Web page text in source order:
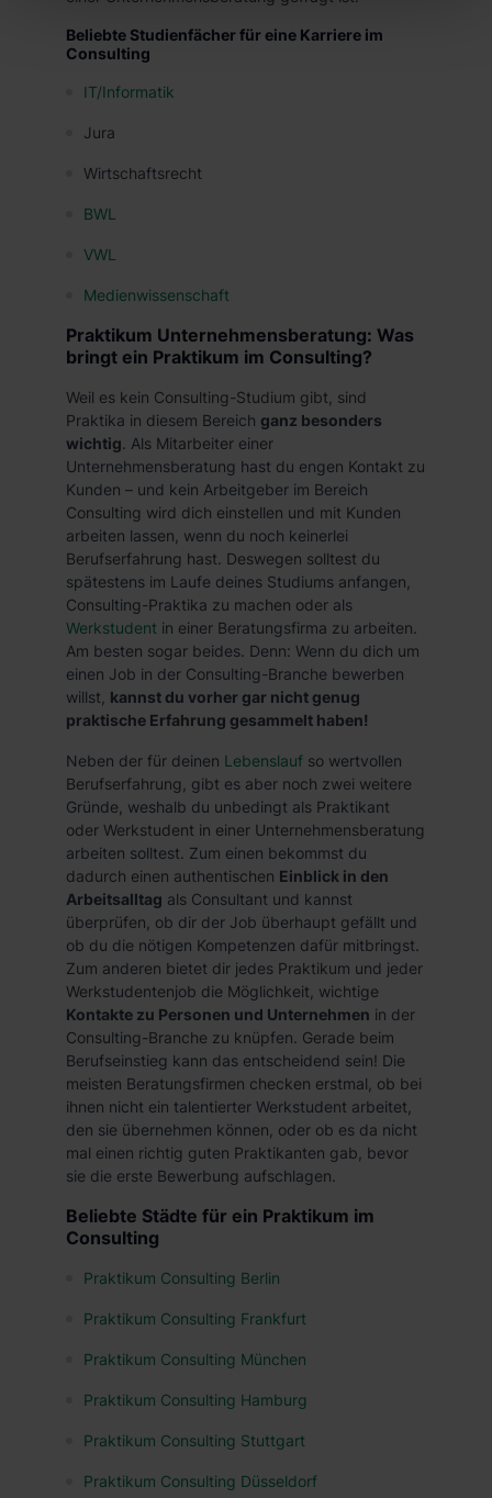
„Präferenzen“, „Statistiken“ und „Marketing“ umfasst
die USA (Art. 49 Abs. 1 S. 1 lit. a) DS-GVO). Die USA
verfügen über kein angemessenes Datenschutzniveau
Einwilligung jederzeit mit Wirkung für die Zukunft ganz
oder teilweise über unsere Datenschutzerklärung unter
Weitere Informationen zu den einzelnen Cookies findest
Beliebte Studienfächer für eine Karriere im
Consulting
IT/Informatik
Jura
Wirtschaftsrecht
BWL
VWL
Medienwissenschaft
Praktikum Unternehmensberatung: Was
bringt ein Praktikum im Consulting?
Weil es kein Consulting-Studium gibt, sind
Praktika in diesem Bereich ganz besonders
wichtig. Als Mitarbeiter einer
Unternehmensberatung hast du engen Kontakt zu
Kunden – und kein Arbeitgeber im Bereich
Consulting wird dich einstellen und mit Kunden
arbeiten lassen, wenn du noch keinerlei
Berufserfahrung hast. Deswegen solltest du
spätestens im Laufe deines Studiums anfangen,
Consulting-Praktika zu machen oder als
Werkstudent in einer Beratungsfirma zu arbeiten.
Am besten sogar beides. Denn: Wenn du dich um
einen Job in der Consulting-Branche bewerben
willst, kannst du vorher gar nicht genug
praktische Erfahrung gesammelt haben!
Neben der für deinen Lebenslauf so wertvollen
Berufserfahrung, gibt es aber noch zwei weitere
Gründe, weshalb du unbedingt als Praktikant
oder Werkstudent in einer Unternehmensberatung
arbeiten solltest. Zum einen bekommst du
dadurch einen authentischen Einblick in den
Arbeitsalltag als Consultant und kannst
überprüfen, ob dir der Job überhaupt gefällt und
ob du die nötigen Kompetenzen dafür mitbringst.
Zum anderen bietet dir jedes Praktikum und jeder
Werkstudentenjob die Möglichkeit, wichtige
Kontakte zu Personen und Unternehmen in der
Consulting-Branche zu knüpfen. Gerade beim
Berufseinstieg kann das entscheidend sein! Die
meisten Beratungsfirmen checken erstmal, ob bei
ihnen nicht ein talentierter Werkstudent arbeitet,
den sie übernehmen können, oder ob es da nicht
mal einen richtig guten Praktikanten gab, bevor
sie die erste Bewerbung aufschlagen.
Beliebte Städte für ein Praktikum im
Consulting
Praktikum Consulting Berlin
Praktikum Consulting Frankfurt
Praktikum Consulting München
Praktikum Consulting Hamburg
Praktikum Consulting Stuttgart
Praktikum Consulting Düsseldorf